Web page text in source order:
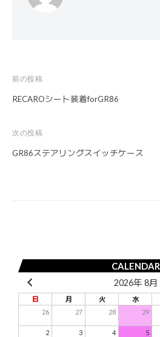
投
稿
ナ
ビ
ン
前の投稿
RECAROシート装着forGR86
次の投稿
GR86ステアリングスイッチケース
CALENDAR
2026年 8月
日 月 火 水
26
27 28 29
2 3 4 5